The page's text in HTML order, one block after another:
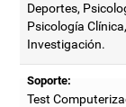
Deportes,
Psicología
Investigación.
Soporte:
Test